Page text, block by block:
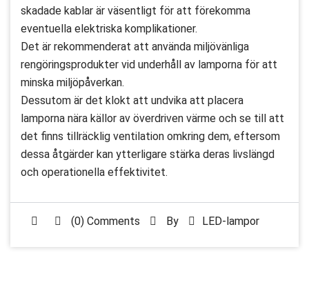
skadade kablar är väsentligt för att förekomma
eventuella elektriska komplikationer.
Det är rekommenderat att använda miljövänliga
rengöringsprodukter vid underhåll av lamporna för att
minska miljöpåverkan.
Dessutom är det klokt att undvika att placera
lamporna nära källor av överdriven värme och se till att
det finns tillräcklig ventilation omkring dem, eftersom
dessa åtgärder kan ytterligare stärka deras livslängd
och operationella effektivitet.
(0) Comments By LED-lampor